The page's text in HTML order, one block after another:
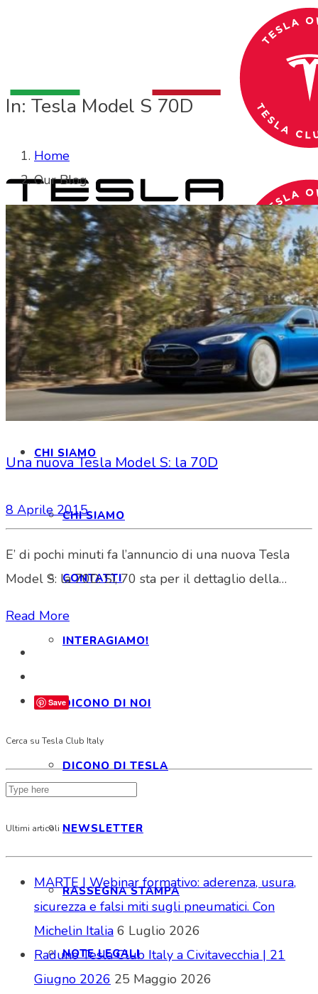
HOME
CHI SIAMO
CHI SIAMO
CONTATTI
INTERAGIAMO!
DICONO DI NOI
DICONO DI TESLA
NEWSLETTER
RASSEGNA STAMPA
NOTE LEGALI
In: Tesla Model S 70D
Home
Our Blog
Una nuova Tesla Model S: la 70D
8 Aprile 2015
E’ di pochi minuti fa l’annuncio di una nuova Tesla
Model S: la 70D. Sì, 70 sta per il dettaglio della…
Read More
Save
Cerca su Tesla Club Italy
Ultimi articoli
MARTE | Webinar formativo: aderenza, usura,
sicurezza e falsi miti sugli pneumatici. Con
Michelin Italia 6 Luglio 2026
Raduno Tesla Club Italy a Civitavecchia | 21
Giugno 2026 25 Maggio 2026